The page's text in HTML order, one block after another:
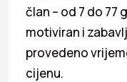
član – od 7 do 77
motiviran i
provedeno
cijenu.